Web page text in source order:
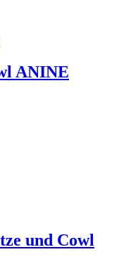
ANINE
und Cowl